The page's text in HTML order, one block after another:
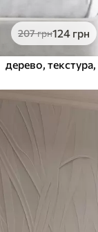
207грн124 грн